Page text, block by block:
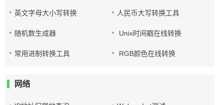
英文字母大小写转换 人民币大写转换工具
随机数生成器 Unix时间戳在线转换
常用进制转换工具 RGB颜色在线转换
网络